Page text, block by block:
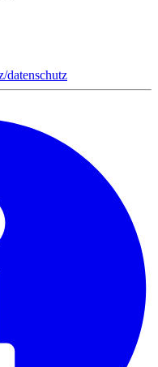
datenschutz